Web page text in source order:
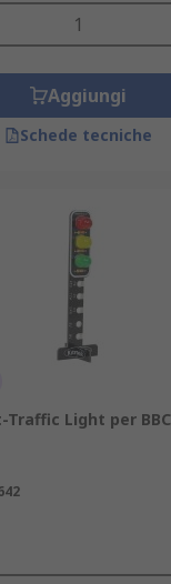
Aggiungi
Schede tecniche
Traffic Light per